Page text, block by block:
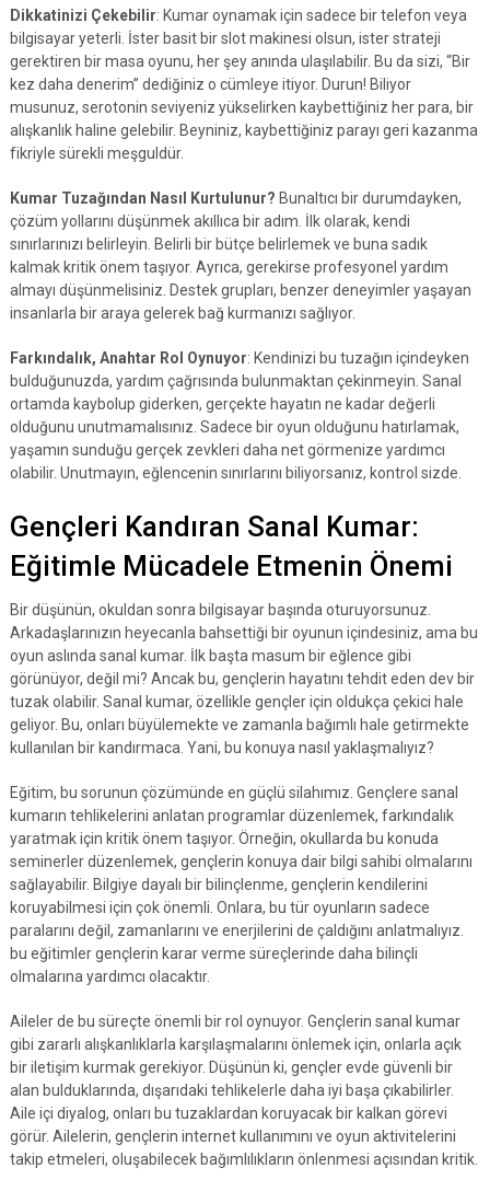
Dikkatinizi Çekebilir: Kumar oynamak için sadece bir telefon veya
bilgisayar yeterli. İster basit bir slot makinesi olsun, ister strateji
gerektiren bir masa oyunu, her şey anında ulaşılabilir. Bu da sizi, “Bir
kez daha denerim” dediğiniz o cümleye itiyor. Durun! Biliyor
musunuz, serotonin seviyeniz yükselirken kaybettiğiniz her para, bir
alışkanlık haline gelebilir. Beyniniz, kaybettiğiniz parayı geri kazanma
fikriyle sürekli meşguldür.
Kumar Tuzağından Nasıl Kurtulunur? Bunaltıcı bir durumdayken,
çözüm yollarını düşünmek akıllıca bir adım. İlk olarak, kendi
sınırlarınızı belirleyin. Belirli bir bütçe belirlemek ve buna sadık
kalmak kritik önem taşıyor. Ayrıca, gerekirse profesyonel yardım
almayı düşünmelisiniz. Destek grupları, benzer deneyimler yaşayan
insanlarla bir araya gelerek bağ kurmanızı sağlıyor.
Farkındalık, Anahtar Rol Oynuyor: Kendinizi bu tuzağın içindeyken
bulduğunuzda, yardım çağrısında bulunmaktan çekinmeyin. Sanal
ortamda kaybolup giderken, gerçekte hayatın ne kadar değerli
olduğunu unutmamalısınız. Sadece bir oyun olduğunu hatırlamak,
yaşamın sunduğu gerçek zevkleri daha net görmenize yardımcı
olabilir. Unutmayın, eğlencenin sınırlarını biliyorsanız, kontrol sizde.
Gençleri Kandıran Sanal Kumar:
Eğitimle Mücadele Etmenin Önemi
Bir düşünün, okuldan sonra bilgisayar başında oturuyorsunuz.
Arkadaşlarınızın heyecanla bahsettiği bir oyunun içindesiniz, ama bu
oyun aslında sanal kumar. İlk başta masum bir eğlence gibi
görünüyor, değil mi? Ancak bu, gençlerin hayatını tehdit eden dev bir
tuzak olabilir. Sanal kumar, özellikle gençler için oldukça çekici hale
geliyor. Bu, onları büyülemekte ve zamanla bağımlı hale getirmekte
kullanılan bir kandırmaca. Yani, bu konuya nasıl yaklaşmalıyız?
Eğitim, bu sorunun çözümünde en güçlü silahımız. Gençlere sanal
kumarın tehlikelerini anlatan programlar düzenlemek, farkındalık
yaratmak için kritik önem taşıyor. Örneğin, okullarda bu konuda
seminerler düzenlemek, gençlerin konuya dair bilgi sahibi olmalarını
sağlayabilir. Bilgiye dayalı bir bilinçlenme, gençlerin kendilerini
koruyabilmesi için çok önemli. Onlara, bu tür oyunların sadece
paralarını değil, zamanlarını ve enerjilerini de çaldığını anlatmalıyız.
bu eğitimler gençlerin karar verme süreçlerinde daha bilinçli
olmalarına yardımcı olacaktır.
Aileler de bu süreçte önemli bir rol oynuyor. Gençlerin sanal kumar
gibi zararlı alışkanlıklarla karşılaşmalarını önlemek için, onlarla açık
bir iletişim kurmak gerekiyor. Düşünün ki, gençler evde güvenli bir
alan bulduklarında, dışarıdaki tehlikelerle daha iyi başa çıkabilirler.
Aile içi diyalog, onları bu tuzaklardan koruyacak bir kalkan görevi
görür. Ailelerin, gençlerin internet kullanımını ve oyun aktivitelerini
takip etmeleri, oluşabilecek bağımlılıkların önlenmesi açısından kritik.